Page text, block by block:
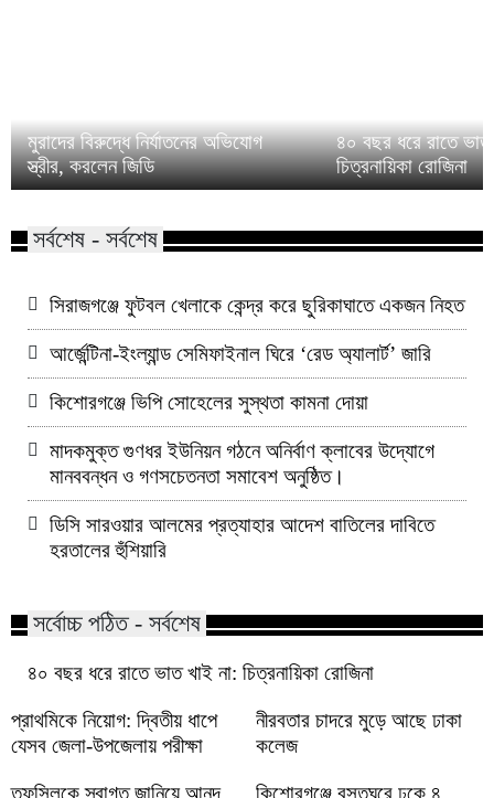
মুরাদের বিরুদ্ধে নির্যাতনের অভিযোগ
স্ত্রীর, করলেন জিডি
৪০ বছর ধরে রাতে ভাত
চিত্রনায়িকা রোজিনা
সর্বশেষ - সর্বশেষ
সিরাজগঞ্জে ফুটবল খেলাকে কেন্দ্র করে ছুরিকাঘাতে একজন নিহত
আর্জেন্টিনা-ইংল্যান্ড সেমিফাইনাল ঘিরে ‘রেড অ্যালার্ট’ জারি
কিশোরগঞ্জে ভিপি সোহেলের সুস্থতা কামনা দোয়া
মাদকমুক্ত গুণধর ইউনিয়ন গঠনে অনির্বাণ ক্লাবের উদ্যোগে
মানববন্ধন ও গণসচেতনতা সমাবেশ অনুষ্ঠিত।
ডিসি সারওয়ার আলমের প্রত্যাহার আদেশ বাতিলের দাবিতে
হরতালের হুঁশিয়ারি
সর্বোচ্চ পঠিত - সর্বশেষ
৪০ বছর ধরে রাতে ভাত খাই না: চিত্রনায়িকা রোজিনা
প্রাথমিকে নিয়োগ: দ্বিতীয় ধাপে
যেসব জেলা-উপজেলায় পরীক্ষা
নীরবতার চাদরে মুড়ে আছে ঢাকা
কলেজ
তফসিলকে স্বাগত জানিয়ে আনন্দ
কিশোরগঞ্জে বসতঘরে ঢুকে ৪